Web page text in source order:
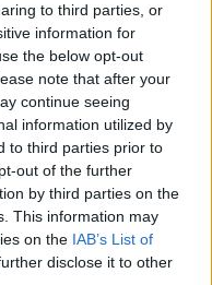
to third parties, or
information for
the below opt-out
note that after your
continue seeing
information utilized by
to third parties prior to
out of the further
by third parties on the
This information may
on the IAB’s List of
disclose it to other
különösen sokat költött
alaptevékenységnek
lassulás mutatkozik,